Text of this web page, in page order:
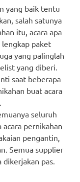
yang baik tentu
salah satunya
itu, acara apa
paket
yang palinglah
yang diberi.
saat beberapa
buat acara
seluruh
pernikahan
pengantin,
Semua supplier
pas.